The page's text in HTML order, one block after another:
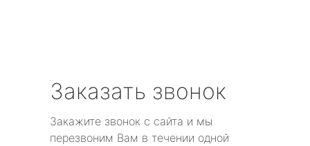
Заказать звонок
Закажите звонок с сайта и мы
перезвоним Вам в течении одной